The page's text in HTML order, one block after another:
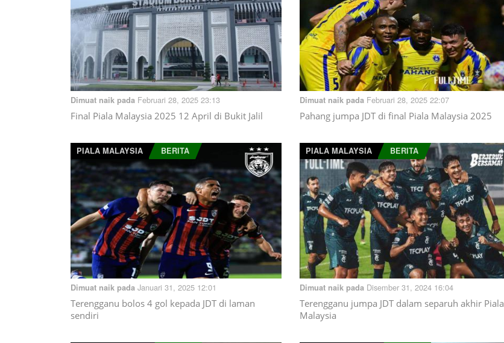
Dimuat naik pada Februari 28, 2025 23:13
Final Piala Malaysia 2025 12 April di Bukit Jalil
Dimuat naik pada Februari 28, 2025 22:07
Pahang jumpa JDT di final Piala Malaysia 2025
PIALA MALAYSIA BERITA
Dimuat naik pada Januari 31, 2025 12:01
Terengganu bolos 4 gol kepada JDT di laman
sendiri
PIALA MALAYSIA BERITA
Dimuat naik pada Disember 31, 2024 16:04
Terengganu jumpa JDT dalam separuh akhir Piala
Malaysia